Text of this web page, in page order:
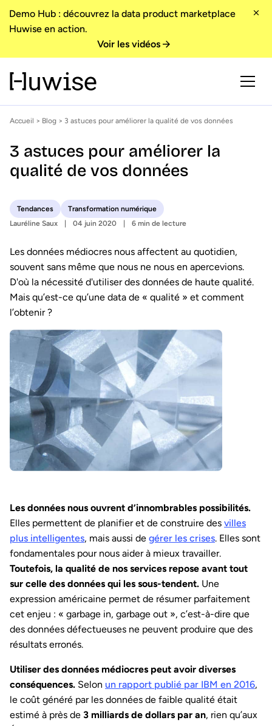
Demo Hub : découvrez la data product marketplace
Huwise en action.
Voir les vidéos
Accueil > Blog > 3 astuces pour améliorer la qualité de vos données
3 astuces pour améliorer la
qualité de vos données
Tendances
Transformation numérique
Lauréline Saux
04 juin 2020 6 min de lecture
Les données médiocres nous affectent au quotidien,
souvent sans même que nous ne nous en apercevions.
D'où la nécessité d'utiliser des données de haute qualité.
Mais qu’est-ce qu’une data de « qualité » et comment
l’obtenir ?
Les données nous ouvrent d’innombrables possibilités.
Elles permettent de planifier et de construire des villes
plus intelligentes, mais aussi de gérer les crises. Elles sont
fondamentales pour nous aider à mieux travailler.
Toutefois, la qualité de nos services repose avant tout
sur celle des données qui les sous-tendent. Une
expression américaine permet de résumer parfaitement
cet enjeu : « garbage in, garbage out », c’est-à-dire que
des données défectueuses ne peuvent produire que des
résultats erronés.
Utiliser des données médiocres peut avoir diverses
conséquences. Selon un rapport publié par IBM en 2016,
le coût généré par les données de faible qualité était
estimé à près de 3 milliards de dollars par an, rien qu’aux